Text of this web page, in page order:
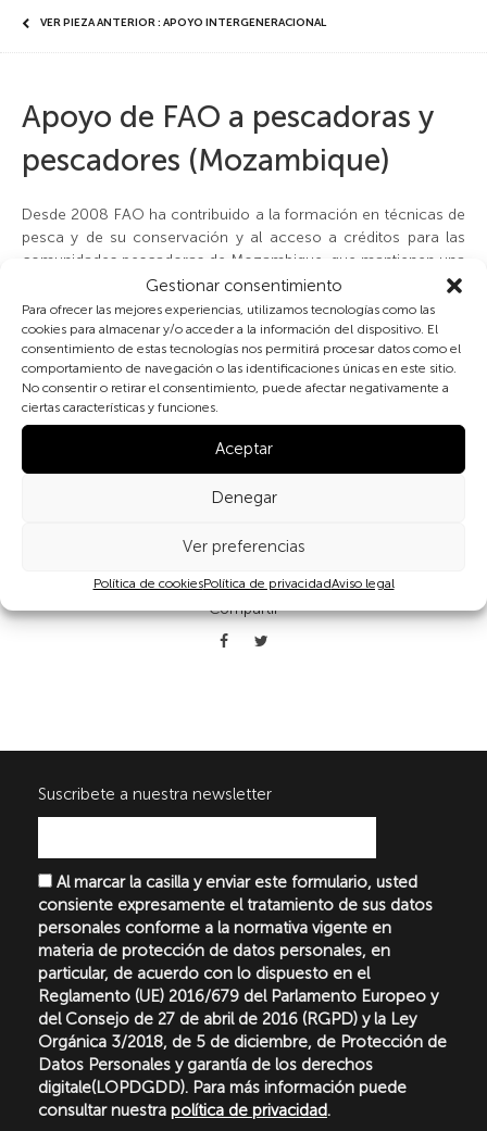
Gestionar consentimiento
Para ofrecer las mejores experiencias, utilizamos tecnologías como las
cookies para almacenar y/o acceder a la información del dispositivo. El
consentimiento de estas tecnologías nos permitirá procesar datos como el
comportamiento de navegación o las identificaciones únicas en este sitio.
No consentir o retirar el consentimiento, puede afectar negativamente a
ciertas características y funciones.
Aceptar
Denegar
Ver preferencias
Política de cookiesPolítica de privacidadAviso legal
VER PIEZA ANTERIOR : APOYO INTERGENERACIONAL
Apoyo de FAO a pescadoras y
pescadores (Mozambique)
Desde 2008 FAO ha contribuido a la formación en técnicas de
pesca y de su conservación y al acceso a créditos para las
comunidades pescadoras de Mozambique, que mantienen una
dieta rica en alimentos marinos.
Las mujeres han participado más en los procesos formativos
destinados a complementar los métodos tradicionales de
procesado y conservación de la pesca (salado y secado) con
el uso de hielo y almacenamiento en frio. La accesibilidad a
pequeños créditos ha permitido mejorar los equipos de pesca
y disponer de hielo, permitiendo así mantener el pescado
fresco y en buenas condiciones higiénicas.
Compartir
Suscribete a nuestra newsletter
Al marcar la casilla y enviar este formulario, usted
consiente expresamente el tratamiento de sus datos
personales conforme a la normativa vigente en
materia de protección de datos personales, en
particular, de acuerdo con lo dispuesto en el
Reglamento (UE) 2016/679 del Parlamento Europeo y
del Consejo de 27 de abril de 2016 (RGPD) y la Ley
Orgánica 3/2018, de 5 de diciembre, de Protección de
Datos Personales y garantía de los derechos
digitale(LOPDGDD). Para más información puede
consultar nuestra política de privacidad.